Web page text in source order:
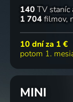
140 TV staníc
1 704filmov
10 dní za 1 €
potom 1.
MINI